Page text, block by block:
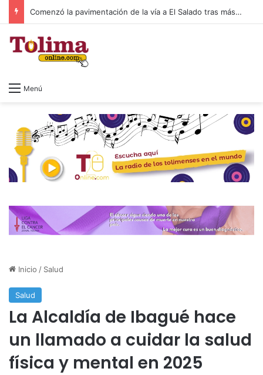
Comenzó la pavimentación de la vía a El Salado tras más de 20 años de espera
Menú
Inicio / Salud
Salud
La Alcaldía de Ibagué hace
un llamado a cuidar la salud
física y mental en 2025